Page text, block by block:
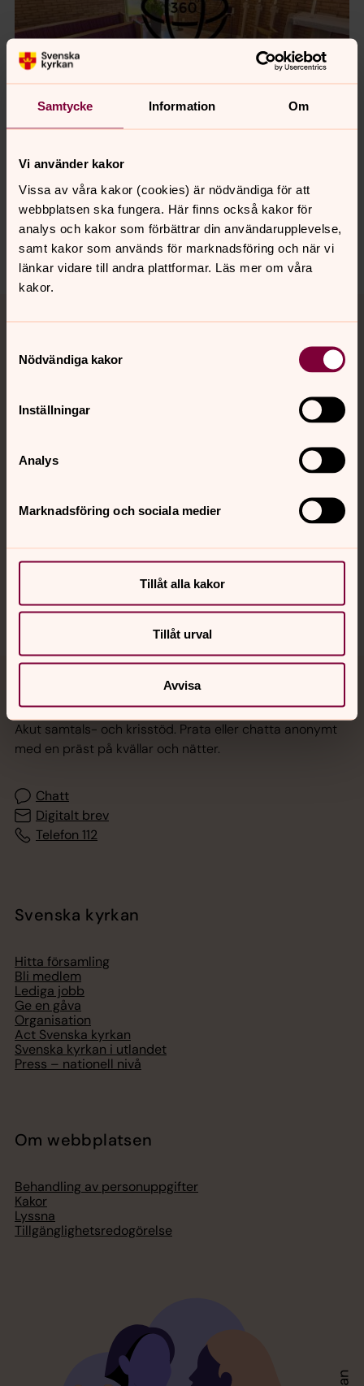
Samtycke Information Om
Vi använder kakor
Vissa av våra kakor (cookies) är nödvändiga för att
webbplatsen ska fungera. Här finns också kakor för
analys och kakor som förbättrar din användarupplevelse,
samt kakor som används för marknadsföring och när vi
länkar vidare till andra plattformar. Läs mer om våra
kakor.
Nödvändiga kakor
Inställningar
Analys
Marknadsföring och sociala medier
Tillåt alla kakor
Tillåt urval
Avvisa
Senast ändrad 1 september 2020
Synpunkter eller frågor på sidans
innehåll?
sodra.tjusts.pastorat@svenskakyrkan.se
Dela
Hitta snabbt
Sociala kanaler
Jourhavande präst
Akut samtals- och krisstöd. Prata eller chatta anonymt
med en präst på kvällar och nätter.
Chatt
Digitalt brev
Telefon 112
Svenska kyrkan
Hitta församling
Bli medlem
Lediga jobb
Ge en gåva
Organisation
Act Svenska kyrkan
Svenska kyrkan i utlandet
Press – nationell nivå
Om webbplatsen
Behandling av personuppgifter
Kakor
Lyssna
Tillgänglighetsredogörelse